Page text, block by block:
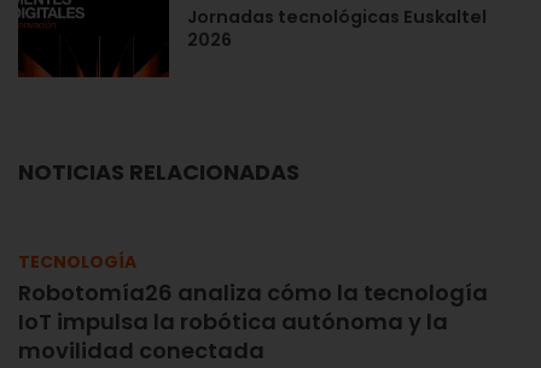
Jornadas tecnológicas Euskaltel
2026
NOTICIAS RELACIONADAS
TECNOLOGÍA
Robotomía26 analiza cómo la tecnología
IoT impulsa la robótica autónoma y la
movilidad conectada